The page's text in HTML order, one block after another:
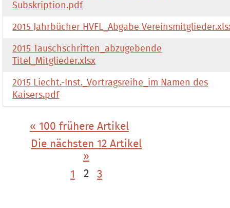
Subskription.pdf
2015 Jahrbücher HVFL_Abgabe
2015 Tauschschriften_abzugebende
Titel_Mitglieder.xlsx
2015 Liecht.-Inst._Vortragsreihe_im Namen des
Kaisers.pdf
« 100 frühere Artikel
Die nächsten 12 Artikel
»
1
2 3